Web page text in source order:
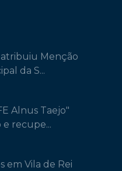
atribuiu Menção
da S...
Alnus Taejo"
recupe...
em Vila de Rei